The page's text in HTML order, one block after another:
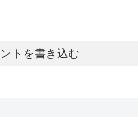
トを書き込む